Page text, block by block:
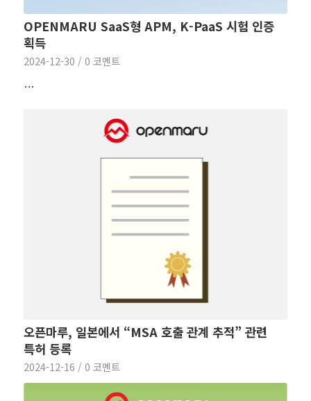
OPENMARU SaaS형 APM, K-PaaS 시험 인증
획득
2024-12-30 / 0 코멘트
…
오픈마루, 일본에서 “MSA 호출 관계 추적” 관련
특허 등록
2024-12-16 / 0 코멘트